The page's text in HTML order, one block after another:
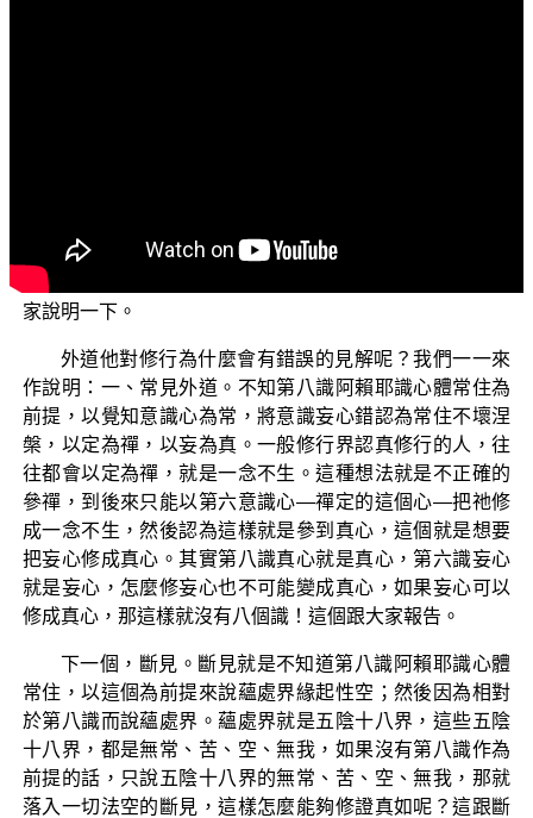
就有貪、瞋、癡、慢、疑，後面一個不正見，表示錯誤的
知見讓我們修行沒辦法成就，所以這個法義辨正還是跟大
家說明一下。
外道他對修行為什麼會有錯誤的見解呢？我們一一來
作說明：一、常見外道。不知第八識阿賴耶識心體常住為
前提，以覺知意識心為常，將意識妄心錯認為常住不壞涅
槃，以定為禪，以妄為真。一般修行界認真修行的人，往
往都會以定為禪，就是一念不生。這種想法就是不正確的
參禪，到後來只能以第六意識心—禪定的這個心—把祂修
成一念不生，然後認為這樣就是參到真心，這個就是想要
把妄心修成真心。其實第八識真心就是真心，第六識妄心
就是妄心，怎麼修妄心也不可能變成真心，如果妄心可以
修成真心，那這樣就沒有八個識！這個跟大家報告。
下一個，斷見。斷見就是不知道第八識阿賴耶識心體
常住，以這個為前提來說蘊處界緣起性空；然後因為相對
於第八識而說蘊處界。蘊處界就是五陰十八界，這些五陰
十八界，都是無常、苦、空、無我，如果沒有第八識作為
前提的話，只說五陰十八界的無常、苦、空、無我，那就
落入一切法空的斷見，這樣怎麼能夠修證真如呢？這跟斷